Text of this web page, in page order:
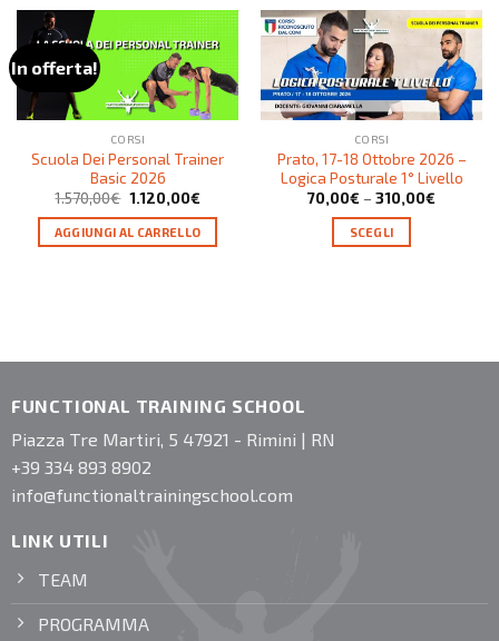
In offerta!
CORSI
Scuola Dei Personal Trainer
Basic 2026
1.570,00€ 1.120,00€
AGGIUNGI AL CARRELLO
CORSI
Prato, 17-18 Ottobre 2026 –
Logica Posturale 1° Livello
70,00€ – 310,00€
SCEGLI
FUNCTIONAL TRAINING SCHOOL
Piazza Tre Martiri, 5 47921 - Rimini | RN
+39 334 893 8902
info@functionaltrainingschool.com
LINK UTILI
TEAM
PROGRAMMA